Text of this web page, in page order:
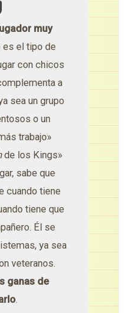
muy
es el tipo de
con chicos
a
sea un grupo
o un
trabajo»
de los Kings»
sabe que
cuando tiene
tiene que
Él se
ya sea
veteranos.
ganas de
.